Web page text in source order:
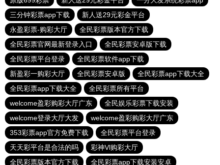
三分钟彩票app下载
新人送29元彩金平台
永盈彩票-购彩大厅
全民彩票版本官方下载
全民彩票官网最新登录入口
全民彩票安卓版下载
全民彩票平台登录
全民彩票软件app下载
新盈彩一购彩大厅
全民彩票安卓版
全民彩票app下载大全
全民彩票app下载大全
全民彩票所有平台
welcome盈彩购彩大厅广东
全民娱乐彩票下载安装
welcome登录大厅大发
welcome盈彩购彩大厅广东
353彩票app官方免费下载
全民彩票平台登录
天天彩平台是合法的吗
彩神Vl购彩大厅
全民彩票版本官方下载
全民彩票app下载安装安卓